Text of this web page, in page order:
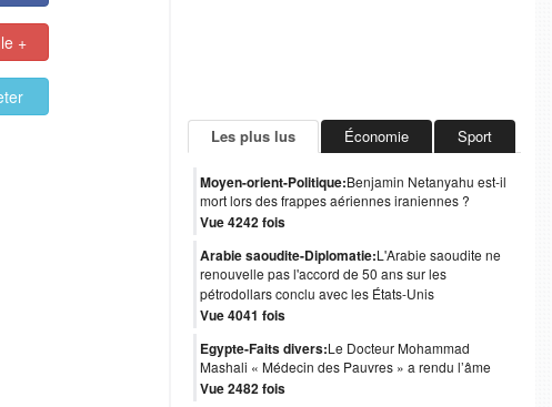
+
Les plus lus Économie Sport
Moyen-orient-Politique:Benjamin Netanyahu est-il
mort lors des frappes aériennes iraniennes ?
Vue 4242 fois
Arabie saoudite-Diplomatie:L'Arabie saoudite ne
renouvelle pas l'accord de 50 ans sur les
pétrodollars conclu avec les États-Unis
Vue 4041 fois
Egypte-Faits divers:Le Docteur Mohammad
Mashali « Médecin des Pauvres » a rendu l’âme
Vue 2482 fois